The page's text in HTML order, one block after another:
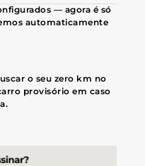
— agora é só
automaticamente
o seu zero km no
provisório em caso